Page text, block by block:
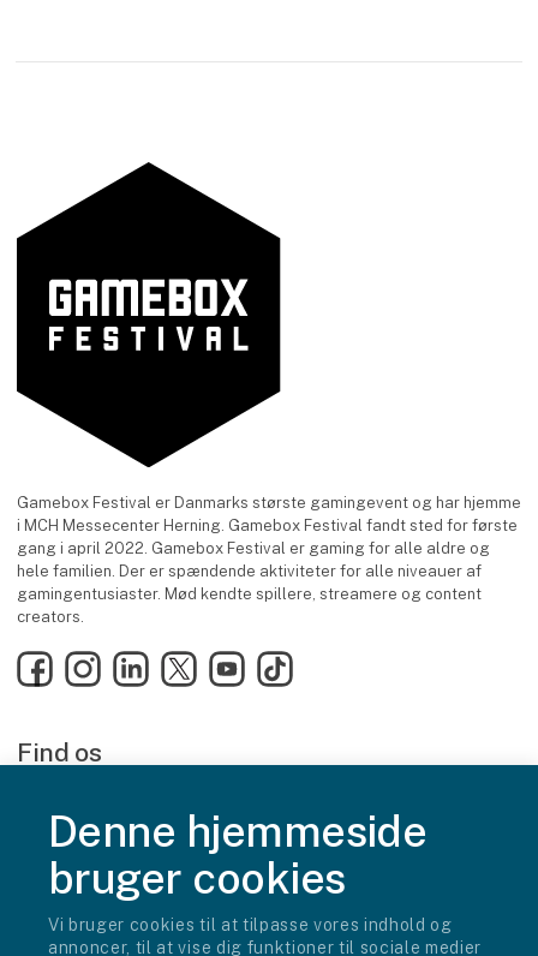
Denne hjemmeside
bruger cookies
Vi bruger cookies til at tilpasse vores indhold og
annoncer, til at vise dig funktioner til sociale medier
Gamebox Festival er Danmarks største gamingevent og har hjemme
i MCH Messecenter Herning. Gamebox Festival fandt sted for første
gang i april 2022. Gamebox Festival er gaming for alle aldre og
hele familien. Der er spændende aktiviteter for alle niveauer af
gamingentusiaster. Mød kendte spillere, streamere og content
creators.
FacebookInstagramLinkedIn
X YouTubeTikTok
Find os
Vardevej 1
7400 Herning
Danmark
Kontakt os
Telefon: +45 99 26 99 26